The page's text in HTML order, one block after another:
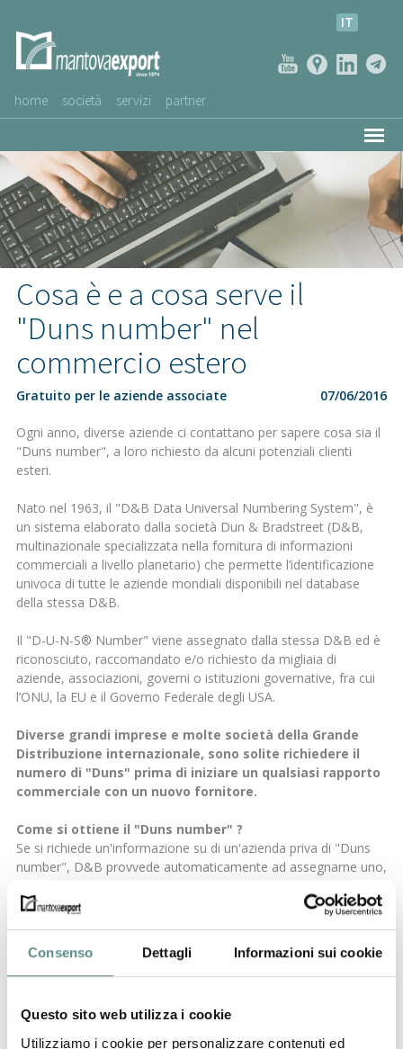
Consenso Dettagli Informazioni sui cookie
Questo sito web utilizza i cookie
Utilizziamo i cookie per personalizzare contenuti ed
IT
home società servizi partner
AZIENDE CLIENTI
NEWS
VIDEO
SERVIZIO CLIENTI
Cosa è e a cosa serve il
"Duns number" nel
commercio estero
Gratuito per le aziende associate 07/06/2016
Ogni anno, diverse aziende ci contattano per sapere cosa sia il
"Duns number", a loro richiesto da alcuni potenziali clienti
esteri.
Nato nel 1963, il "D&B Data Universal Numbering System", è
un sistema elaborato dalla società Dun & Bradstreet (D&B,
multinazionale specializzata nella fornitura di informazioni
commerciali a livello planetario) che permette l’identificazione
univoca di tutte le aziende mondiali disponibili nel database
della stessa D&B.
Il "D-U-N-S® Number" viene assegnato dalla stessa D&B ed è
riconosciuto, raccomandato e/o richiesto da migliaia di
aziende, associazioni, governi o istituzioni governative, fra cui
l’ONU, la EU e il Governo Federale degli USA.
Diverse grandi imprese e molte società della Grande
Distribuzione internazionale, sono solite richiedere il
numero di "Duns" prima di iniziare un qualsiasi rapporto
commerciale con un nuovo fornitore.
Come si ottiene il "Duns number" ?
Se si richiede un'informazione su di un'azienda priva di "Duns
number", D&B provvede automaticamente ad assegnarne uno,
identificati.
direttamente a D&B;
normalmente, viene richiesto un corrispettivo di 80 Euro per
il servizio viene reso gratuitamente.